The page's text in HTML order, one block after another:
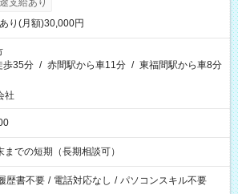
支給あり
り(月額)30,000円
歩35分 / 赤間駅から車11分 / 東福間駅から車8分
社
までの短期（長期相談可）
歴書不要 / 電話対応なし / パソコンスキル不要